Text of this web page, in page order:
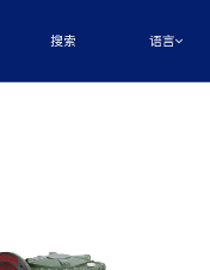
搜索 语言